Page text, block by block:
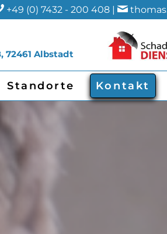
+49 (0) 7432 - 200 408 |
72461 Albstadt
Standorte Kontakt